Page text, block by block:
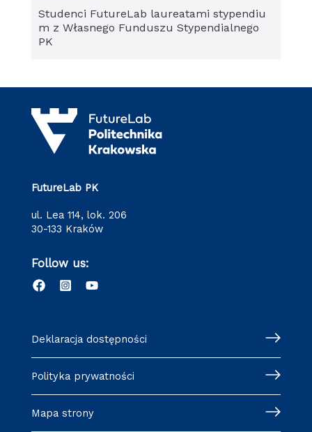
Studenci FutureLab laureatami stypendiu
m z Własnego Funduszu Stypendialnego
PK
FutureLab PK
ul. Lea 114, lok. 206
30-133 Kraków
Follow us:
Deklaracja dostępności
Polityka prywatności
Mapa strony